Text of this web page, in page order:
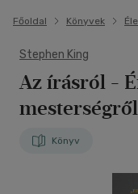
Főoldal Könyvek
Stephen King
Az írásról -
mesterségről
Könyv